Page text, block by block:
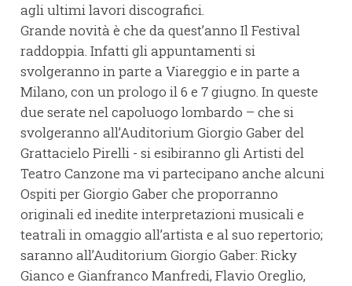
agli ultimi lavori discografici.
Grande novità è che da quest’anno Il Festival
raddoppia. Infatti gli appuntamenti si
svolgeranno in parte a Viareggio e in parte a
Milano, con un prologo il 6 e 7 giugno. In queste
due serate nel capoluogo lombardo – che si
svolgeranno all’Auditorium Giorgio Gaber del
Grattacielo Pirelli - si esibiranno gli Artisti del
Teatro Canzone ma vi partecipano anche alcuni
Ospiti per Giorgio Gaber che proporranno
originali ed inedite interpretazioni musicali e
teatrali in omaggio all’artista e al suo repertorio;
saranno all’Auditorium Giorgio Gaber: Ricky
Gianco e Gianfranco Manfredi, Flavio Oreglio,